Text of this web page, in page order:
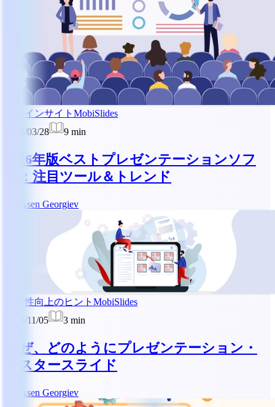
業界インサイト MobiSlides
2024/03/28
9 min
2026年版ベストプレゼンテーションソフ
ト：注目ツール＆トレンド
Asen Georgiev
生産性向上のヒント MobiSlides
2023/11/05
3 min
なぜ、どのようにプレゼンテーション・
マスタースライド
Asen Georgiev